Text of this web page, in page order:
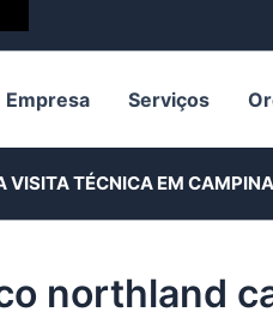
Empresa Serviços
VISITA TÉCNICA EM
northland